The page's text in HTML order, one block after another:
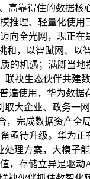
靠得住的数据
推理、轻量化使
向全光网，现正
，以智赋网、
机遇；满脚当
袂生态伙伴共建
使用，华为数
大企业、政务一
完成数据资产
待升级。华为
理方案，大模
存储立异是驱